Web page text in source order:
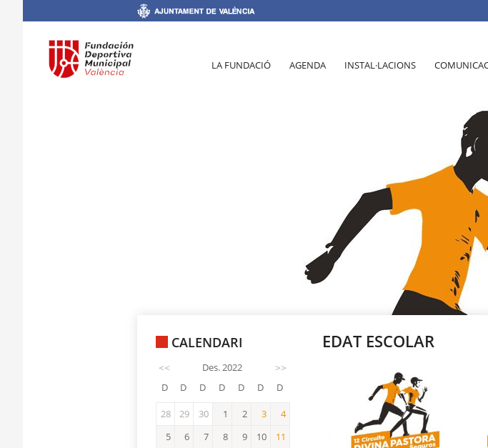
LA FUNDACIÓ AGENDA INSTAL·LACIONS
CALENDARI
<< Des. 2022 >>
D D D D D D D
28 29 30 1 2 3 4
4
5 6 7 8 9 10 11
EDAT ESCOLAR